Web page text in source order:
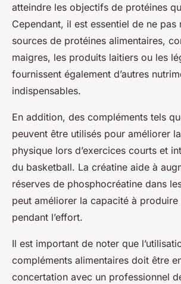
atteindre les objectifs de protéines
Cependant, il est essentiel de ne pas
sources de protéines alimentaires,
maigres, les produits laitiers ou les
fournissent également d’autres
indispensables.
En addition, des compléments tels
peuvent être utilisés pour améliorer
physique lors d’exercices courts et
du basketball. La créatine aide à
réserves de phosphocréatine dans
peut améliorer la capacité à produire
pendant l’effort.
Il est important de noter que
compléments alimentaires doit être
concertation avec un professionnel